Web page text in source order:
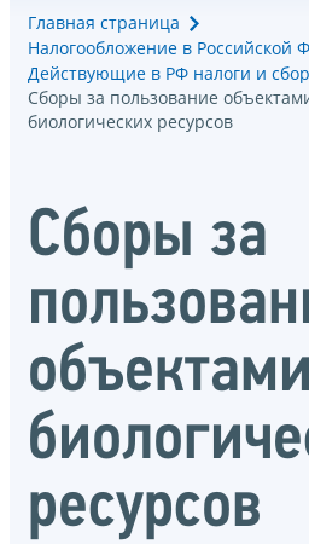
Главная страница
Налогообложение в Российской
Действующие в РФ налоги и
Сборы за пользование
биологических ресурсов
Сборы за
ресурсов